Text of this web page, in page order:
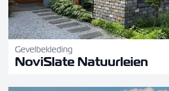
Gevelbekleding
NoviSlate Natuurleien